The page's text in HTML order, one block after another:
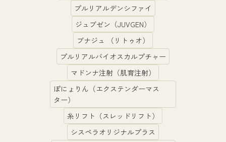
プルリアルデンシファイ
ジュブゼン（JUVGEN）
ブナジュ （リトゥオ）
プルリアルバイオスカルプチャー
マドンナ注射（肌育注射）
ぽにょりん（エクステンダーマス
ター）
糸リフト（スレッドリフト）
シスペラオリジナルプラス